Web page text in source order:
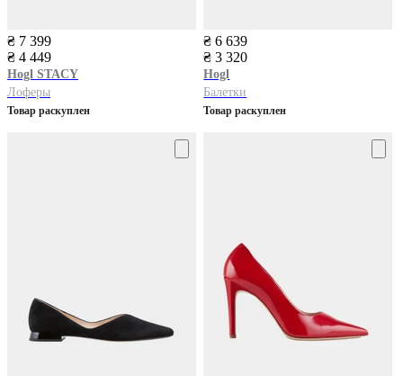
₴ 7 399
₴ 4 449
Hogl STACY
Лоферы
Товар раскуплен
₴ 6 639
₴ 3 320
Hogl
Балетки
Товар раскуплен